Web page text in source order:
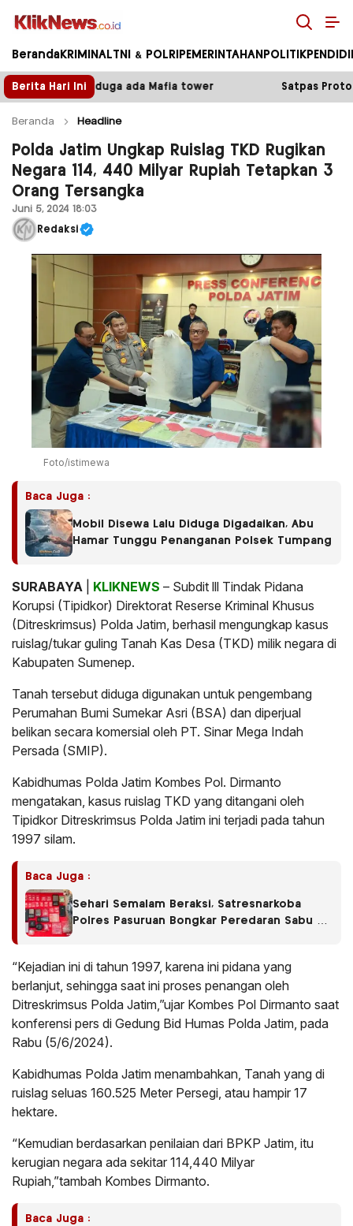
Kliknews.co.id
Beranda KRIMINAL TNI & POLRI PEMERINTAHAN POLITIK
Berita Hari Ini
Mafia tower Satpas Prototype Polres Malang
Beranda Headline
Polda Jatim Ungkap Ruislag TKD Rugikan
Negara 114, 440 Milyar Rupiah Tetapkan 3
Orang Tersangka
Juni 5, 2024 18:03
Redaksi
Foto/istimewa
Baca Juga :
Mobil Disewa Lalu Diduga Digadaikan, Abu
Hamar Tunggu Penanganan Polsek Tumpang
SURABAYA KLIKNEWS – Subdit lll Tindak Pidana
Korupsi (Tipidkor) Direktorat Reserse Kriminal Khusus
(Ditreskrimsus) Polda Jatim, berhasil mengungkap kasus
ruislag/tukar guling Tanah Kas Desa (TKD) milik negara di
Kabupaten Sumenep.
Tanah tersebut diduga digunakan untuk pengembang
Perumahan Bumi Sumekar Asri (BSA) dan diperjual
belikan secara komersial oleh PT. Sinar Mega Indah
Persada (SMIP).
Kabidhumas Polda Jatim Kombes Pol. Dirmanto
mengatakan, kasus ruislag TKD yang ditangani oleh
Tipidkor Ditreskrimsus Polda Jatim ini terjadi pada tahun
1997 silam.
Baca Juga :
Sehari Semalam Beraksi, Satresnarkoba
Polres Pasuruan Bongkar Peredaran Sabu di
“Kejadian ini di tahun 1997, karena ini pidana yang
berlanjut, sehingga saat ini proses penangan oleh
Ditreskrimsus Polda Jatim,”ujar Kombes Pol Dirmanto saat
konferensi pers di Gedung Bid Humas Polda Jatim, pada
Rabu (5/6/2024).
Kabidhumas Polda Jatim menambahkan, Tanah yang di
ruislag seluas 160.525 Meter Persegi, atau hampir 17
hektare.
“Kemudian berdasarkan penilaian dari BPKP Jatim, itu
kerugian negara ada sekitar 114,440 Milyar
Rupiah,”tambah Kombes Dirmanto.
Baca Juga :